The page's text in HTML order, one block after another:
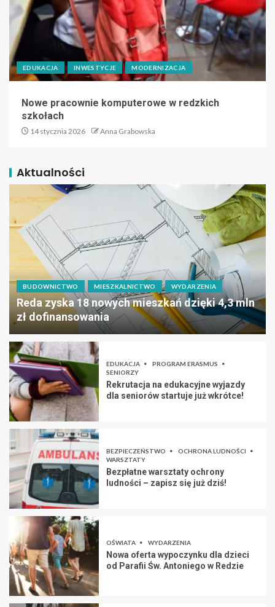
EDUKACJA INWESTYCJE MODERNIZACJA
Nowe pracownie komputerowe w redzkich
szkołach
14 stycznia 2026 Anna Grabowska
Aktualności
BUDOWNICTWO MIESZKALNICTWO WYDARZENIA
Reda zyska 18 nowych mieszkań dzięki 4,3 mln
zł dofinansowania
EDUKACJA
PROGRAM ERASMUS
SENIORZY
Rekrutacja na edukacyjne wyjazdy
dla seniorów startuje już wkrótce!
BEZPIECZEŃSTWO
OCHRONA LUDNOŚCI
WARSZTATY
Bezpłatne warsztaty ochrony
ludności – zapisz się już dziś!
OŚWIATA WYDARZENIA
Nowa oferta wypoczynku dla dzieci
od Parafii Św. Antoniego w Redzie